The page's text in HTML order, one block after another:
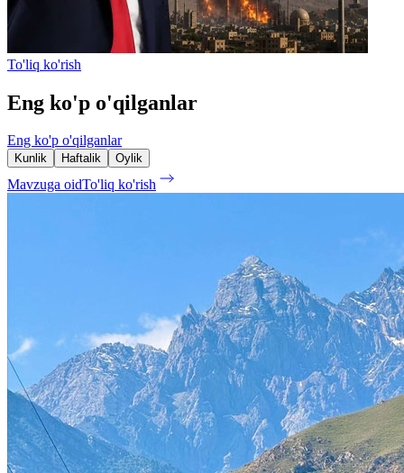
To'liq ko'rish
Eng ko'p o'qilganlar
Eng ko'p o'qilganlar
Kunlik Haftalik Oylik
Mavzuga oidTo'liq ko'rish